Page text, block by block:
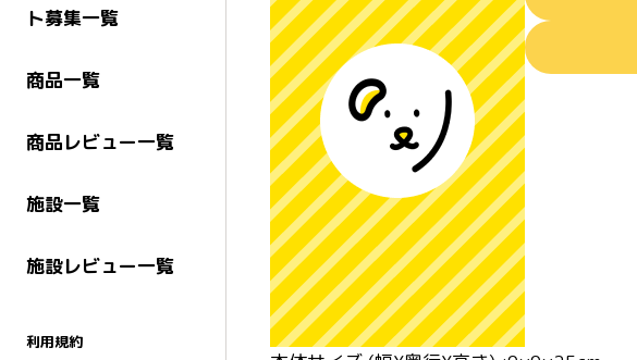
ト募集一覧
商品一覧
商品レビュー一覧
施設一覧
施設レビュー一覧
利用規約